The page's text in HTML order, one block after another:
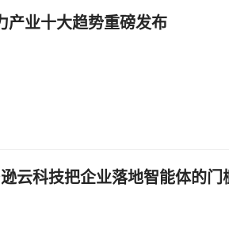
业十大趋势重磅发布
云科技把企业落地智能体的门